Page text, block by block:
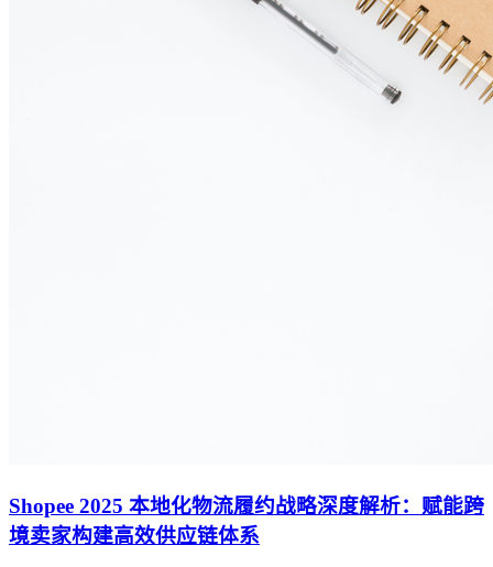
Shopee 2025 本地化物流履约战略深度解析：赋能跨
境卖家构建高效供应链体系